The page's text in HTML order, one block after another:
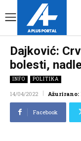
Dajković:
bolesti,
INFO POLITIKA
14/04/2022 Ažurirano:
Facebook